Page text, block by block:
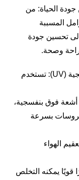
جودة الحياة: من
المسببة
تحسين جودة
راحة وصحة.
معدات التعقيم بالأشعة فوق البنفسجية (UV): تستخدم
أشعة فوق بنفسجية،
بسرعة
الهواء
قويًا يمكنه التخلص